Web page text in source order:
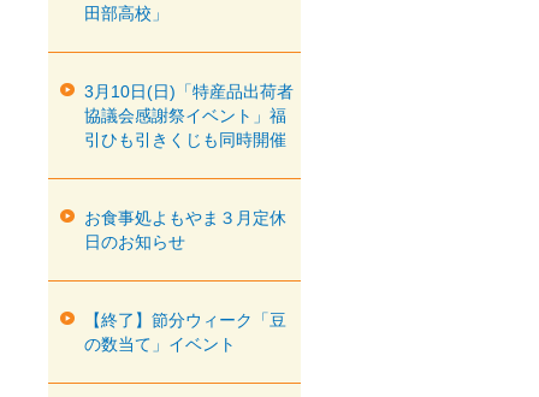
田部高校」
3月10日(日)「特産品出荷者
協議会感謝祭イベント」福
引ひも引きくじも同時開催
お食事処よもやま３月定休
日のお知らせ
【終了】節分ウィーク「豆
の数当て」イベント